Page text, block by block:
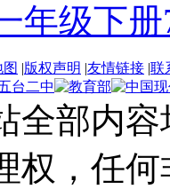
年级下册
图 |版权声明 |友情链接 |联
全部内
权，任